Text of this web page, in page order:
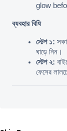
glow
ব্যবহার বিধি
স্টেপ ১:
ঘাড়ে নিন।
স্টেপ ২:
ফেসের